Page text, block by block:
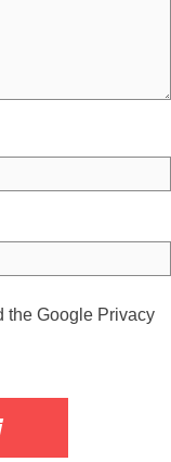
the Google Privacy